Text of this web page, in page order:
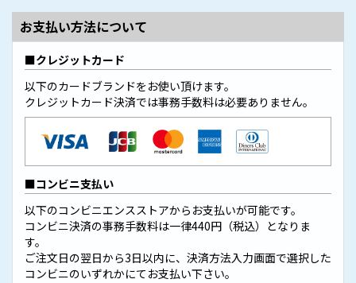
お支払い方法について
クレジットカード
以下のカードブランドをお使い頂けます。
クレジットカード決済では事務手数料は必要ありません。
コンビニ支払い
以下のコンビニエンスストアからお支払いが可能です。
コンビニ決済の事務手数料は一律440円（税込）となりま
す。
ご注文日の翌日から3日以内に、決済方法入力画面で選択した
コンビニのいずれかにてお支払い下さい。